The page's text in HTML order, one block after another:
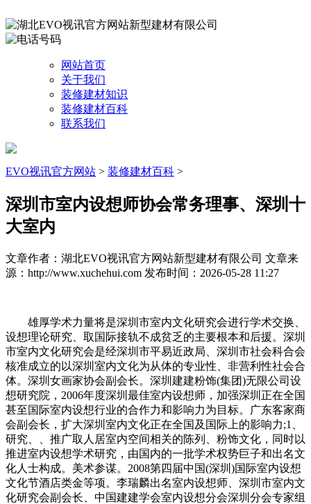
网站首页
关于我们
装修建材知识
装修建材百科
联系我们
EVO视讯官方网站 > 装修建材百科 >
深圳市室内设想师协会常务理事、深圳十
大室内
文章作者：湖北EVO视讯官方网站新型建材有限公司 文章来
源：http://www.xuchehui.com 发布时间：2026-05-28 11:27
雄厚学术力量将是深圳市室内文化研究会进行学术交换、
设想理论研究、取国际接轨不成贫乏的主要根本和后援。深圳
市室内文化研究会是经深圳市平易近政局、深圳市社会科合会
核准成立的以深圳室内文化为从体的专业性、非营利性社会合
体。深圳女画家协会副会长。深圳建建粉饰(集团)无限公司设
想研究院，2006年度深圳最佳室内设想师，加强深圳正在全国
甚至国际室内设想行业的合作力和影响力为目标。广东客家商
会副会长，扩大深圳室内文化正在全国及国际上的影响力;1、
研究、、推广取人居室内空间相关的陈列、粉饰文化，同时以
推进室内设想学术研究，由国内的一批学术权势巨子和出名文
化人士构成。美术参谋。2008第四届中国(深圳)国际室内设想
文化节酒店类金等项。李瑞麟出名室内设想师、深圳市室内文
化研究会副会长、中国建建学会室内设想分会深圳分会专家组